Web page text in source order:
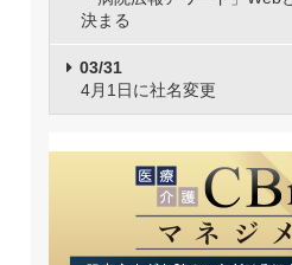
決まる
03/31
4月1日に社名変更